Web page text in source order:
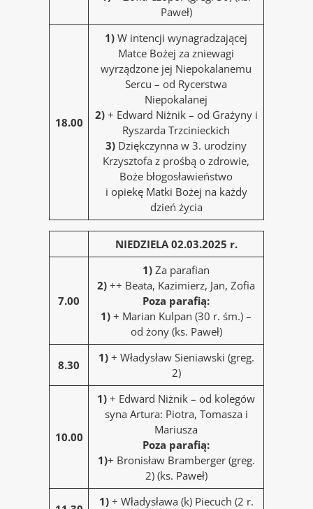
Paweł)
18.00
1) W intencji wynagradzającej
Matce Bożej za zniewagi
wyrządzone jej Niepokalanemu
Sercu – od Rycerstwa
Niepokalanej
2) + Edward Niżnik – od Grażyny i
Ryszarda Trzcinieckich
3) Dziękczynna w 3. urodziny
Krzysztofa z prośbą o zdrowie,
Boże błogosławieństwo
i opiekę Matki Bożej na każdy
dzień życia
NIEDZIELA 02.03.2025 r.
7.00
1) Za parafian
2) ++ Beata, Kazimierz, Jan, Zofia
Poza parafią:
1) + Marian Kulpan (30 r. śm.) –
od żony (ks. Paweł)
8.30
1)+ Władysław Sieniawski (greg.
2)
10.00
1) + Edward Niżnik – od kolegów
syna Artura: Piotra, Tomasza i
Mariusza
Poza parafią:
1)+ Bronisław Bramberger (greg.
2) (ks. Paweł)
1)+ Władysława (k) Piecuch (2 r.